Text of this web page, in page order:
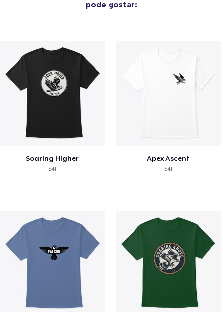
pode gostar:
Soaring Higher
$41
Apex Ascent
$41